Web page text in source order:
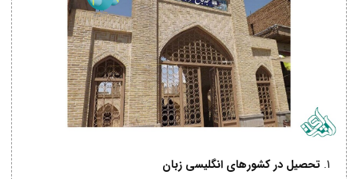
تحصیل در کشورهای انگلیسی زبان